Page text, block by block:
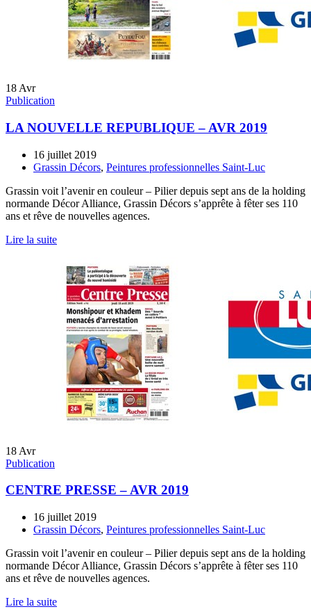
18 Avr
Publication
LA NOUVELLE REPUBLIQUE – AVR 2019
16 juillet 2019
Grassin Décors, Peintures professionnelles Saint-Luc
Grassin voit l’avenir en couleur – Pilier depuis sept ans de la holding
normande Décor Alliance, Grassin Décors s’apprête à fêter ses 110
ans et rêve de nouvelles agences.
Lire la suite
18 Avr
Publication
CENTRE PRESSE – AVR 2019
16 juillet 2019
Grassin Décors, Peintures professionnelles Saint-Luc
Grassin voit l’avenir en couleur – Pilier depuis sept ans de la holding
normande Décor Alliance, Grassin Décors s’apprête à fêter ses 110
ans et rêve de nouvelles agences.
Lire la suite